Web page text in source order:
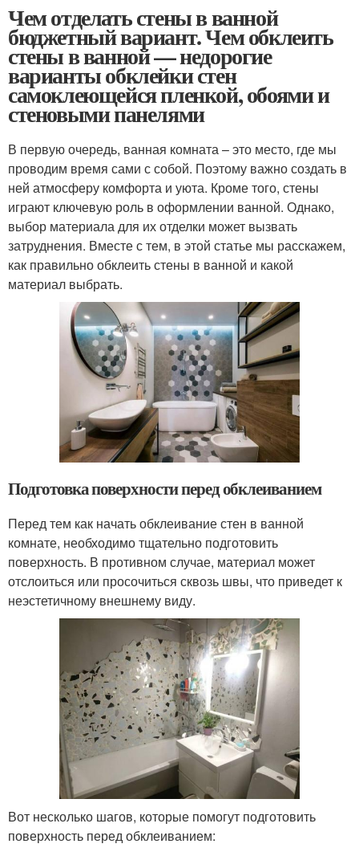
Чем отделать стены в ванной
бюджетный вариант. Чем обклеить
стены в ванной — недорогие
варианты обклейки стен
самоклеющейся пленкой, обоями и
стеновыми панелями
В первую очередь, ванная комната – это место, где мы
проводим время сами с собой. Поэтому важно создать в
ней атмосферу комфорта и уюта. Кроме того, стены
играют ключевую роль в оформлении ванной. Однако,
выбор материала для их отделки может вызвать
затруднения. Вместе с тем, в этой статье мы расскажем,
как правильно обклеить стены в ванной и какой
материал выбрать.
Подготовка поверхности перед обклеиванием
Перед тем как начать обклеивание стен в ванной
комнате, необходимо тщательно подготовить
поверхность. В противном случае, материал может
отслоиться или просочиться сквозь швы, что приведет к
неэстетичному внешнему виду.
Вот несколько шагов, которые помогут подготовить
поверхность перед обклеиванием: